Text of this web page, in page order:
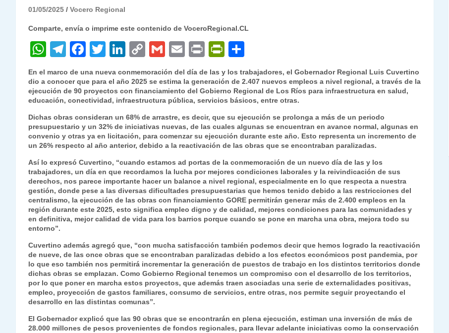
01/05/2025 Vocero Regional
Comparte, envía o imprime este contenido de VoceroRegional.CL
W
at
s
A
p
p
T
el
e
gr
a
m
F
c
e
b
o
o
k
T
itt
er
Li
k
e
dI
n
C
p
y
Li
n
k
G
m
ai
l
E
m
ai
l
P
ri
nt
P
ri
nt
Fr
ie
n
dl
y
o
m
p
ar
tir
En el marco de una nueva conmemoración del día de las y los trabajadores, el Gobernador Regional Luis Cuvertino
dio a conocer que para el año 2025 se estima la generación de 2.407 nuevos empleos a nivel regional, a través de la
ejecución de 90 proyectos con financiamiento del Gobierno Regional de Los Ríos para infraestructura en salud,
educación, conectividad, infraestructura pública, servicios básicos, entre otras.
Dichas obras consideran un 68% de arrastre, es decir, que su ejecución se prolonga a más de un periodo
presupuestario y un 32% de iniciativas nuevas, de las cuales algunas se encuentran en avance normal, algunas en
convenio y otras ya en licitación, para comenzar su ejecución durante este año. Esto representa un incremento de
un 26% respecto al año anterior, debido a la reactivación de las obras que se encontraban paralizadas.
Así lo expresó Cuvertino, “cuando estamos ad portas de la conmemoración de un nuevo día de las y los
trabajadores, un día en que recordamos la lucha por mejores condiciones laborales y la reivindicación de sus
derechos, nos parece importante hacer un balance a nivel regional, especialmente en lo que respecta a nuestra
gestión, donde pese a las diversas dificultades presupuestarias que hemos tenido debido a las restricciones del
centralismo, la ejecución de las obras con financiamiento GORE permitirán generar más de 2.400 empleos en la
región durante este 2025, esto significa empleo digno y de calidad, mejores condiciones para las comunidades y
en definitiva, mejor calidad de vida para los barrios porque cuando se pone en marcha una obra, mejora todo su
entorno”.
Cuvertino además agregó que, “con mucha satisfacción también podemos decir que hemos logrado la reactivación
de nueve, de las once obras que se encontraban paralizadas debido a los efectos económicos post pandemia, por
lo que eso también nos permitirá incrementar la generación de puestos de trabajo en los distintos territorios donde
dichas obras se emplazan. Como Gobierno Regional tenemos un compromiso con el desarrollo de los territorios,
por lo que poner en marcha estos proyectos, que además traen asociadas una serie de externalidades positivas,
empleo, proyección de gastos familiares, consumo de servicios, entre otras, nos permite seguir proyectando el
desarrollo en las distintas comunas”.
El Gobernador explicó que las 90 obras que se encontrarán en plena ejecución, estiman una inversión de más de
28.000 millones de pesos provenientes de fondos regionales, para llevar adelante iniciativas como la conservación